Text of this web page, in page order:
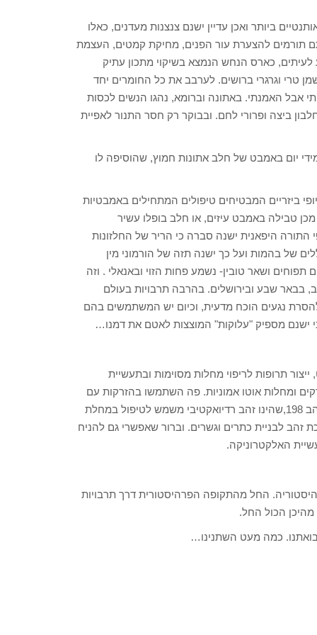
ביותר ואכן עדיין ישנם צנצנות מעדנים, כאלו
תורמים להצערת עור הפנים, מחיקת קמטים, העצמת
לעיתים, כארס הנחש הנמצא בשיקוי מתכון עתיק
טרי וגרגרי ברושים. לערבב את כל החומרים יחד
אבל האמנתי. באתונה וברומא, נהגו הנשים לכסות
ביצה ופרורי לחם. ובבוקר רק חסר התנור לאפיית
יום באמבט של חלב אתונות חמוץ, שהוסיפה לו
ביזריים המבטיחים טיפולים המתחילים באמבטיות
טבילה באמבט עיזים, או חלב בופלו עשיר
התורה היפאנית ישנה סברה כי הריר של החלזונות
של בהמות ועל כך ישנה תזה של הורמוני מין
ושאר טובין- נשמע פחות הזוי ובאנאלי . וזה
בבאר שבע ובירושלים. בהרבה תרבויות בעולם
נגעים הוכח מדעית, וכיום יש המשתמשים בהם
ישנם מספיק "עלוקות" המוצצות לאטם את דמנו…
תרופות לריפוי מחלות מסוימות ובתעשיית
ומחלות אוטו אמוניות. פה השתמשו בהזרקות עם
זהב בזכות התכונות האנטי דלקתיות הייחודיות למתכת אצילה זו. זהב 198,שהינו זהב רדיואקטיבי משמש לטיפול במחלת
לבניית כתרים וגשרים. וברור שאפשרי גם להניח
האלקטרוניקה.
החל מהתקופה הפרהיסטורית דרך תרבויות
מהיכן הכול החל.
כמה מעט השתנינו…